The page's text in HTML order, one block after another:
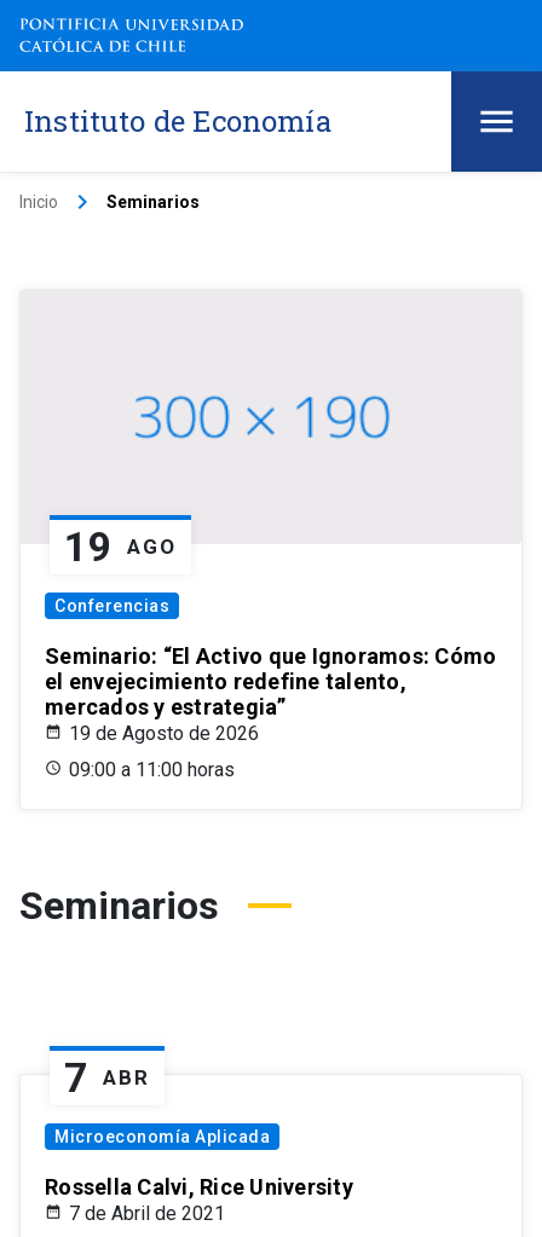
Instituto de Economía
Inicio keyboard_arrow_right Seminarios
19 AGO
Conferencias
Seminario: “El Activo que Ignoramos: Cómo
el envejecimiento redefine talento,
mercados y estrategia”
19 de Agosto de 2026
09:00 a 11:00 horas
Seminarios
7 ABR
Microeconomía Aplicada
Rossella Calvi, Rice University
7 de Abril de 2021